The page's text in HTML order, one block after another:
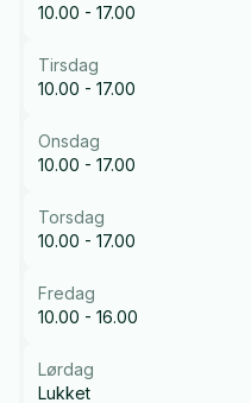
10.00 - 17.00
Tirsdag
10.00 - 17.00
Onsdag
10.00 - 17.00
Torsdag
10.00 - 17.00
Fredag
10.00 - 16.00
Lørdag
Lukket